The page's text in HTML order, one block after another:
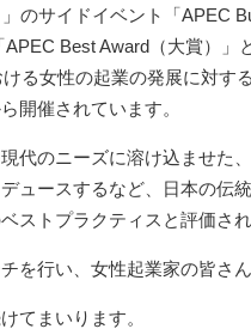
のサイドイベント「APEC
Best Award（大賞）」
ける女性の起業の発展に対
開催されています。
代のニーズに溶け込ませた
ュースするなど、日本の伝
ストプラクティスと評価さ
を行い、女性起業家の皆さ
てまいります。